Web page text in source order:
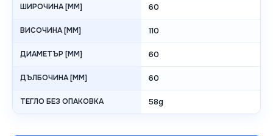
ШИРОЧИНА [MM] 60
ВИСОЧИНА [MM] 110
ДИАМЕТЪР [MM] 60
ДЪЛБОЧИНА [MM] 60
ТЕГЛО БЕЗ ОПАКОВКА 58g